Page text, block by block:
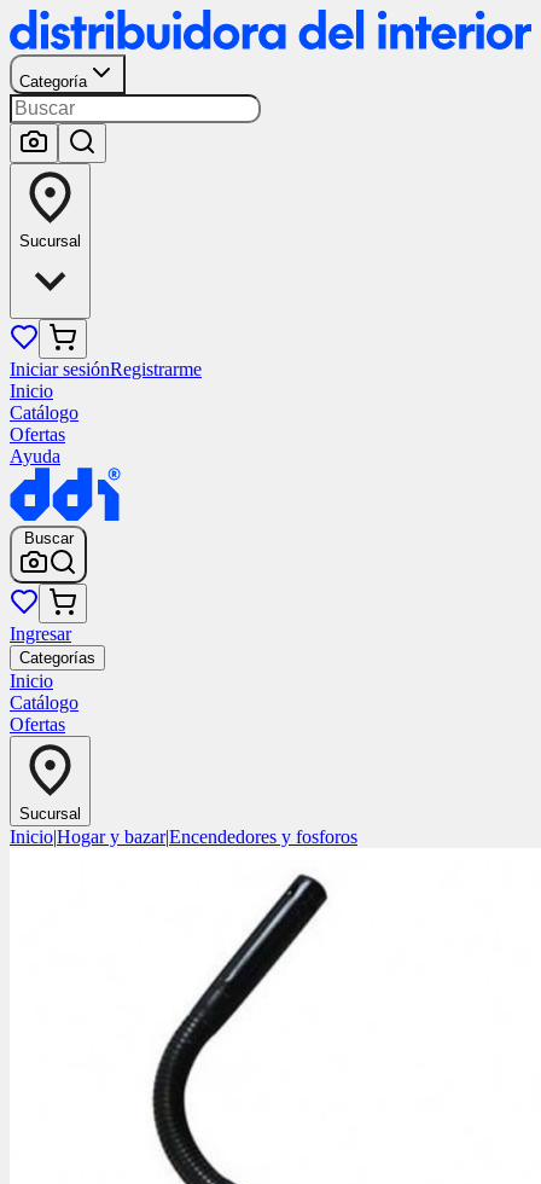
Categoría
Sucursal
Iniciar sesiónRegistrarme
Inicio
Catálogo
Ofertas
Ayuda
Buscar
Ingresar
Categorías
Inicio
Catálogo
Ofertas
Sucursal
Inicio|Hogar y bazar|Encendedores y fosforos